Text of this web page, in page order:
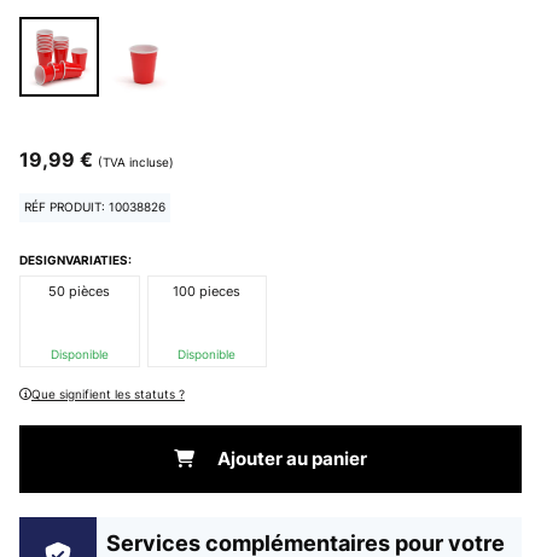
19,99 € (TVA incluse)
RÉF PRODUIT: 10038826
DESIGNVARIATIES:
50 pièces
Disponible
100 pieces
Disponible
Que signifient les statuts ?
Ajouter au panier
Services complémentaires pour votre